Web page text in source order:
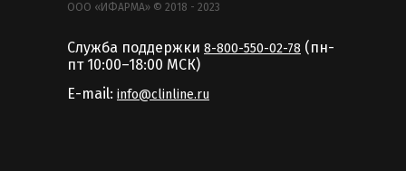
ООО «ИФАРМА» © 2018 - 2023
Служба поддержки 8-800-550-02-78 (пн-
пт 10:00–18:00 MCК)
E-mail: info@clinline.ru